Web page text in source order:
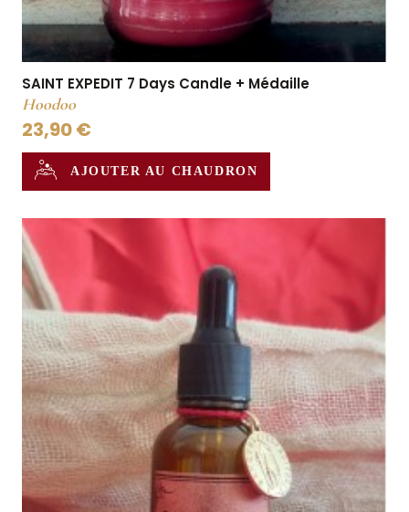
SAINT EXPEDIT 7 Days Candle + Médaille
Hoodoo
23,90 €
AJOUTER AU CHAUDRON